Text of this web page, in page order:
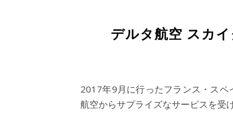
デルタ航空 スカ
2017年9月に行ったフランス・スペ
航空からサプライズなサービスを受